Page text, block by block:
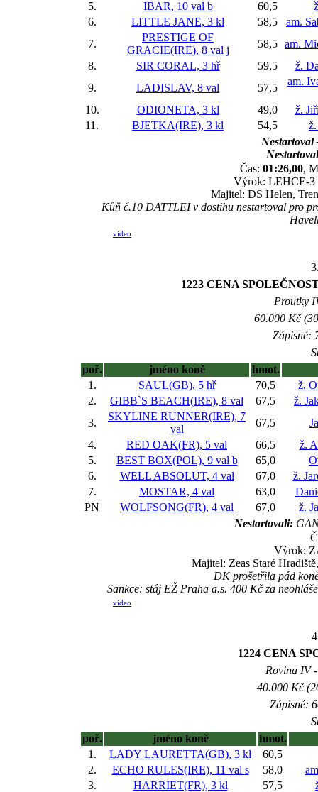
5.
IBAR, 10 val b 60,5
6.
LITTLE JANE, 3 kl 58,5
am.
7.
PRESTIGE OF
GRACIE(IRE), 8 val j
58,5 am.
8.
SIR CORAL, 3 hř 59,5
ž.
9.
LADISLAV, 8 val 57,5
am.
10. ODIONETA, 3 kl 49,0
ž.
11.
BJETKA(IRE), 3 kl 54,5
Čas: 01:26,00,
Výrok: LEHCE-3
Majitel: DS Helen,
Kůň č.10 DATTLEI v dostihu nestartoval pro
video
1223 CENA
Proutky
60.000 Kč
Zápisné:
poř.
jméno koně
hmot.
1.
SAUL(GB), 5 hř 70,5
ž.
2.
GIBB`S BEACH(IRE), 8 val 67,5
ž.
3.
SKYLINE RUNNER(IRE), 7
val
67,5
4.
RED OAK(FR), 5 val 66,5
ž.
5.
BEST BOX(POL), 9 val b 65,0
6.
WELL ABSOLUT, 4 val 67,0
ž.
7.
MOSTAR, 4 val 63,0
PN
WOLFSONG(FR), 4 val 67,0
ž.
Nestartovali:
Výrok:
Majitel: Zeas Staré
DK prošetřila pád
Sankce: stáj EŽ Praha a.s. 400 Kč za
video
1224 CENA
Rovina IV
40.000 Kč
Zápisné:
poř.
jméno koně
hmot.
1.
LADY LAURETTA(GB), 3 kl
60,5
2.
ECHO RULES(IRE), 11 val s 58,0
3.
HARRIET(FR), 3 kl 57,5